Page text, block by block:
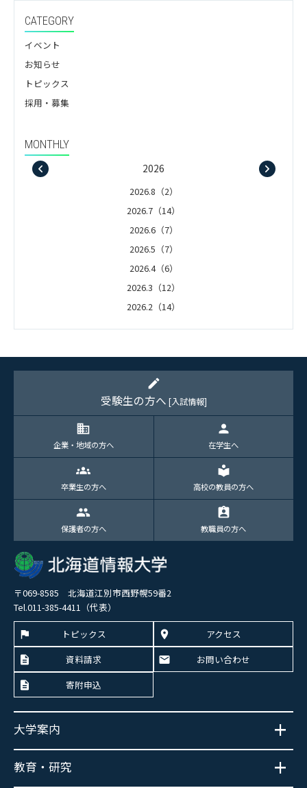
CATEGORY
イベント
お知らせ
トピックス
採用・募集
MONTHLY
2026
2026.8（2）
2026.7（14）
2026.6（7）
2026.5（7）
2026.4（6）
2026.3（12）
2026.2（14）
2026.1（5）
edit
受験生の方へ [入試情報]
domain
企業・地域の方へ
person
在学生へ
groups
卒業生の方へ
local_library
高校の教員の方へ
group
保護者の方へ
assignment_ind
教職員の方へ
〒069-8585 北海道江別市西野幌59番2
Tel.011-385-4411（代表）
トピックス
アクセス
資料請求
お問い合わせ
寄附申込
大学案内
教育・研究